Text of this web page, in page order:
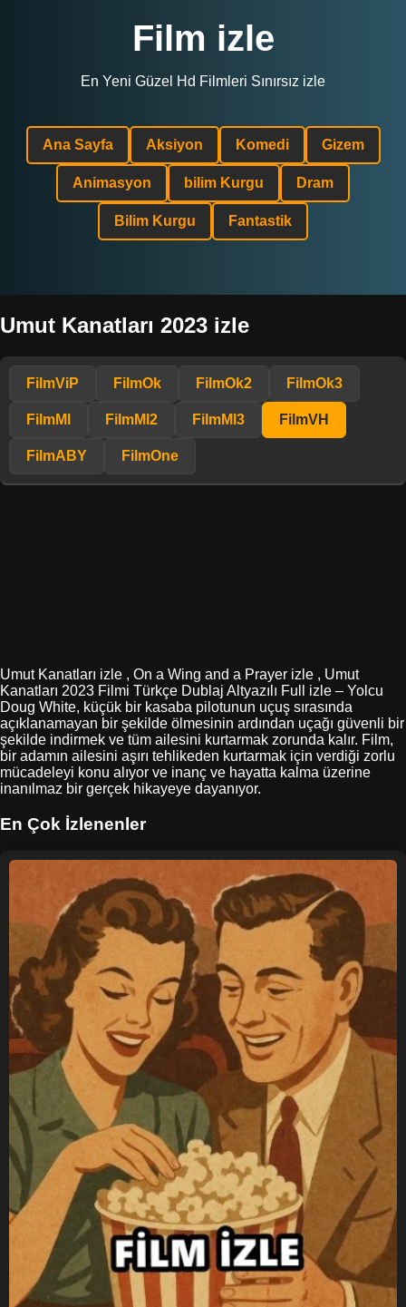
Film izle
En Yeni Güzel Hd Filmleri Sınırsız izle
Ana Sayfa Aksiyon Komedi Gizem
Animasyon bilim Kurgu Dram
Bilim Kurgu Fantastik
Umut Kanatları 2023 izle
FilmViP FilmOk FilmOk2 FilmOk3
FilmMl FilmMl2 FilmMl3 FilmVH
FilmABY FilmOne
Umut Kanatları izle , On a Wing and a Prayer izle , Umut
Kanatları 2023 Filmi Türkçe Dublaj Altyazılı Full izle – Yolcu
Doug White, küçük bir kasaba pilotunun uçuş sırasında
açıklanamayan bir şekilde ölmesinin ardından uçağı güvenli bir
şekilde indirmek ve tüm ailesini kurtarmak zorunda kalır. Film,
bir adamın ailesini aşırı tehlikeden kurtarmak için verdiği zorlu
mücadeleyi konu alıyor ve inanç ve hayatta kalma üzerine
inanılmaz bir gerçek hikayeye dayanıyor.
En Çok İzlenenler